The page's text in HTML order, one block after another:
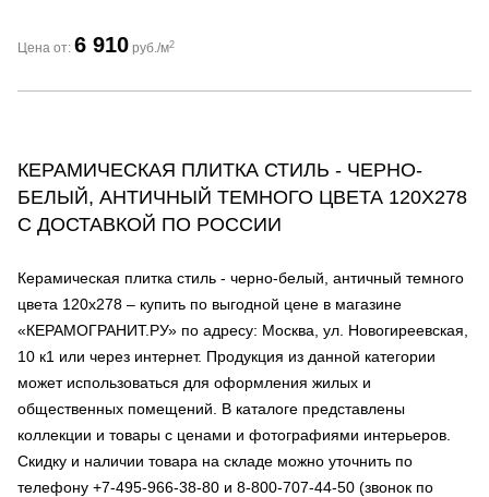
Цена от: 6 910 руб./м2
КЕРАМИЧЕСКАЯ ПЛИТКА СТИЛЬ - ЧЕРНО-
БЕЛЫЙ, АНТИЧНЫЙ ТЕМНОГО ЦВЕТА 120Х278
С ДОСТАВКОЙ ПО РОССИИ
Керамическая плитка стиль - черно-белый, античный темного
цвета 120х278 – купить по выгодной цене в магазине
«КЕРАМОГРАНИТ.РУ» по адресу: Москва, ул. Новогиреевская,
10 к1 или через интернет. Продукция из данной категории
может использоваться для оформления жилых и
общественных помещений. В каталоге представлены
коллекции и товары с ценами и фотографиями интерьеров.
Скидку и наличии товара на складе можно уточнить по
телефону +7-495-966-38-80 и 8-800-707-44-50 (звонок по